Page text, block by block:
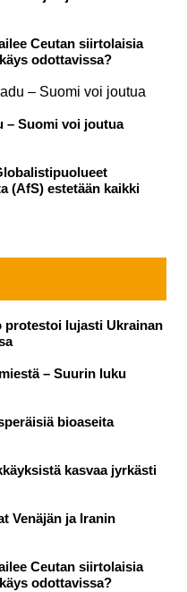
Ceutan siirtolaisia
odottavissa?
– Suomi voi joutua
(AfS) estetään kaikki
lujasti Ukrainan
– Suurin luku
bioaseita
kasvaa jyrkästi
Venäjän ja Iranin
Ceutan siirtolaisia
odottavissa?